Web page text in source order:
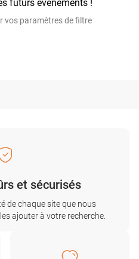
futurs événements !
vos paramètres de filtre
et sécurisés
de chaque site que nous
ajouter à votre recherche.